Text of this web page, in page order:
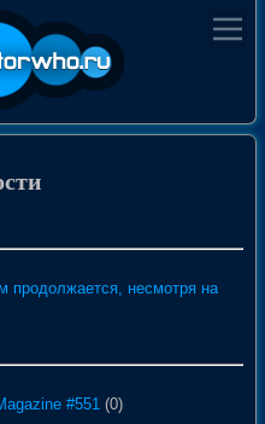
продолжается, несмотря на
#551 (0)